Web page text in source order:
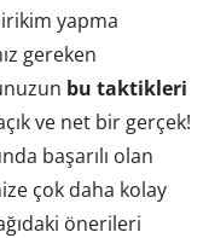
yapma
gereken
bu taktikleri
ve net bir gerçek!
başarılı olan
çok daha kolay
önerileri